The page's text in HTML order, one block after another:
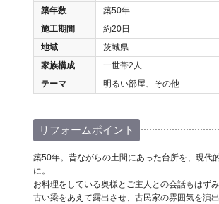
築年数
築50年
施工期間
約20日
地域
茨城県
家族構成
一世帯2人
テーマ
明るい部屋、その他
リフォームポイント
築50年。昔ながらの土間にあった台所を、現代
に。
お料理をしている奥様とご主人との会話もはずみ
古い梁をあえて露出させ、古民家の雰囲気を演出